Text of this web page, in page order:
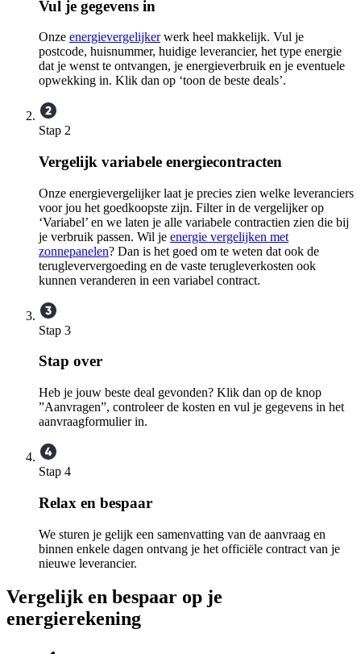
Vul je gegevens in
Onze energievergelijkerwerk heel makkelijk. Vul je
postcode, huisnummer, huidige leverancier, het type energie
dat je wenst te ontvangen, je energieverbruik en je eventuele
opwekking in. Klik dan op ‘toon de beste deals’.
Stap 2
Vergelijk variabele energiecontracten
Onze energievergelijker laat je precies zien welke leveranciers
voor jou het goedkoopste zijn. Filter in de vergelijker op
‘Variabel’ en we laten je alle variabele contractien zien die bij
je verbruik passen. Wil je energie vergelijken met
zonnepanelen? Dan is het goed om te weten dat ook de
terugleververgoeding en de vaste terugleverkosten ook
kunnen veranderen in een variabel contract.
Stap 3
Stap over
Heb je jouw beste deal gevonden? Klik dan op de knop
”Aanvragen”, controleer de kosten en vul je gegevens in het
aanvraagformulier in.
Stap 4
Relax en bespaar
We sturen je gelijk een samenvatting van de aanvraag en
binnen enkele dagen ontvang je het officiële contract van je
nieuwe leverancier.
Vergelijk en bespaar op je
energierekening